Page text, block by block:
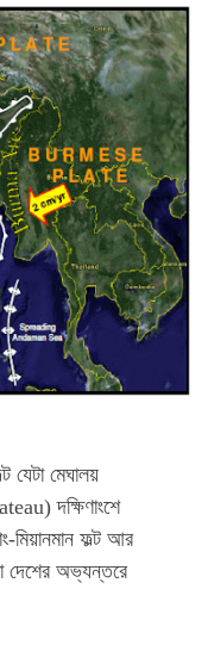
যেটা মেঘালয়
দক্ষিণাংশে
মিয়ানমান ফল্ট আর
দেশের অভ্যন্তরে